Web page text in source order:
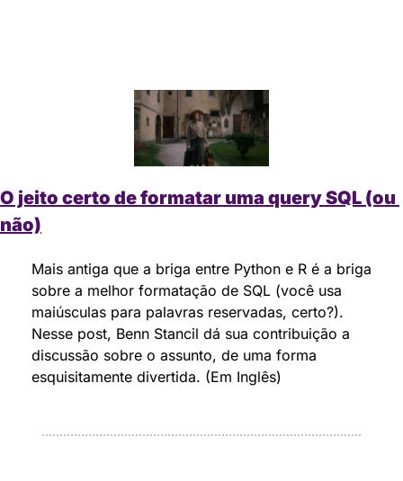
O jeito certo de formatar uma query SQL (ou
não)
Mais antiga que a briga entre Python e R é a briga
sobre a melhor formatação de SQL (você usa
maiúsculas para palavras reservadas, certo?).
Nesse post, Benn Stancil dá sua contribuição a
discussão sobre o assunto, de uma forma
esquisitamente divertida. (Em Inglês)